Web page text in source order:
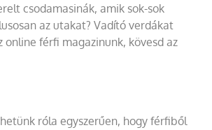
csodamasinák, amik sok-sok
az utakat? Vadító verdákat
online férfi magazinunk, kövesd az
róla egyszerűen, hogy férfiből